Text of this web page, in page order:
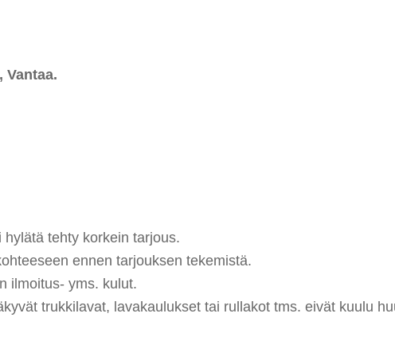
Vantaa.
tehty korkein tarjous.
ennen tarjouksen tekemistä.
ilmoitus- yms. kulut.
trukkilavat, lavakaulukset tai rullakot tms. eivät kuulu